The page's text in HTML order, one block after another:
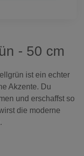
- 50 cm
ist ein echter
Akzente. Du
und erschaffst so
die moderne